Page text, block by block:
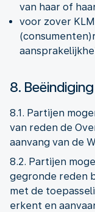
van haar of
voor zover
8. Beëindiging
8.1. Partijen
van reden de
aanvang van de
8.2. Partijen
gegronde reden
met de
erkent en